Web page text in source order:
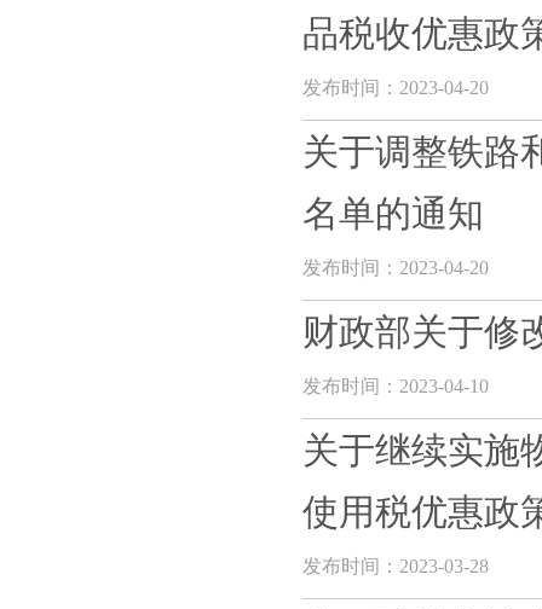
品税收优惠政
发布时间：2023-04-20
关于调整铁路
名单的通知
发布时间：2023-04-20
财政部关于修
发布时间：2023-04-10
关于继续实施
使用税优惠政
发布时间：2023-03-28